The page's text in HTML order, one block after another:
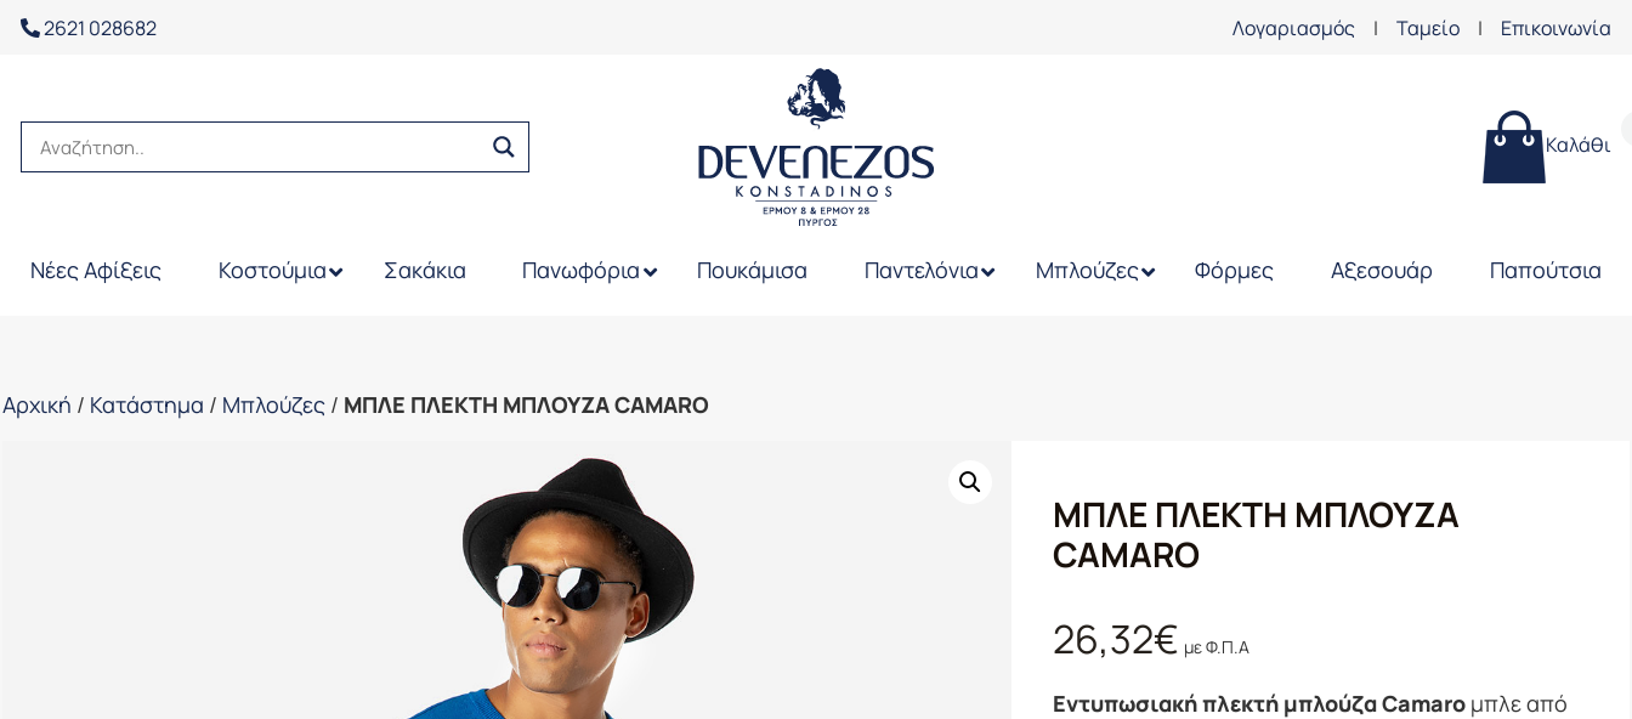
2621 028682 Λογαριασμός | Ταμείο | Επικοινωνία
Καλάθι
Νέες Αφίξεις Κοστούμια Σακάκια Πανωφόρια Πουκάμισα Παντελόνια Μπλούζες Φόρμες Αξεσουάρ Παπούτσια
Αρχική / Κατάστημα / Μπλούζες / ΜΠΛΕ ΠΛΕΚΤΗ ΜΠΛΟΥΖΑ CAMARO
ΜΠΛΕ ΠΛΕΚΤΗ ΜΠΛΟΥΖΑ
CAMARO
26,32€ με Φ.Π.Α
Εντυπωσιακή πλεκτή μπλούζα Camaroμπλε από